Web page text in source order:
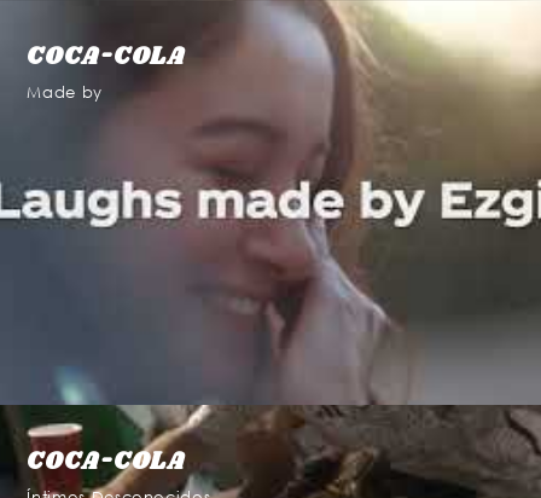
COCA-COLA
Made by
COCA-COLA